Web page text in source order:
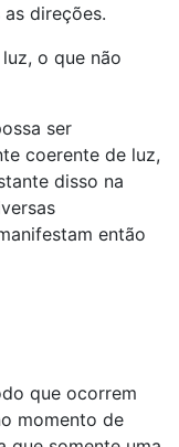
direções.
o que não
ser
coerente de luz,
disso na
então
que ocorrem
momento de